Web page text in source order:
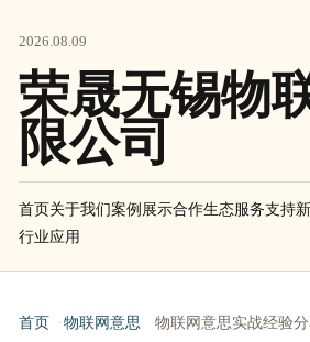
2026.08.09
荣晟无锡物
限公司
首页关于我们案例展示合作生态服务支持
行业应用
首页 物联网意思 物联网意思实战经验